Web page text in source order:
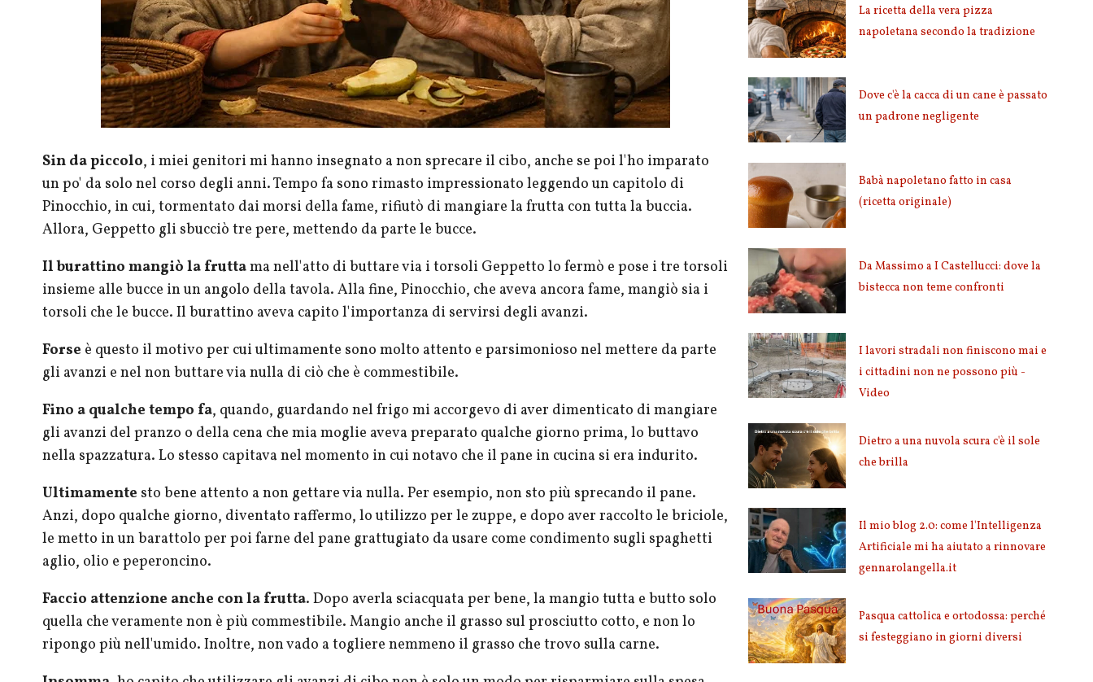
Sin da piccolo, i miei genitori mi hanno insegnato a non sprecare il cibo, anche se poi l'ho imparato
un po' da solo nel corso degli anni. Tempo fa sono rimasto impressionato leggendo un capitolo di
Pinocchio, in cui, tormentato dai morsi della fame, rifiutò di mangiare la frutta con tutta la buccia.
Allora, Geppetto gli sbucciò tre pere, mettendo da parte le bucce.
Il burattino mangiò la fruttama nell'atto di buttare via i torsoli Geppetto lo fermò e pose i tre torsoli
insieme alle bucce in un angolo della tavola. Alla fine, Pinocchio, che aveva ancora fame, mangiò sia i
torsoli che le bucce. Il burattino aveva capito l'importanza di servirsi degli avanzi.
Forse è questo il motivo per cui ultimamente sono molto attento e parsimonioso nel mettere da parte
gli avanzi e nel non buttare via nulla di ciò che è commestibile.
Fino a qualche tempo fa, quando, guardando nel frigo mi accorgevo di aver dimenticato di mangiare
gli avanzi del pranzo o della cena che mia moglie aveva preparato qualche giorno prima, lo buttavo
nella spazzatura. Lo stesso capitava nel momento in cui notavo che il pane in cucina si era indurito.
Ultimamente sto bene attento a non gettare via nulla. Per esempio, non sto più sprecando il pane.
Anzi, dopo qualche giorno, diventato raffermo, lo utilizzo per le zuppe, e dopo aver raccolto le briciole,
le metto in un barattolo per poi farne del pane grattugiato da usare come condimento sugli spaghetti
aglio, olio e peperoncino.
Faccio attenzione anche con la frutta. Dopo averla sciacquata per bene, la mangio tutta e butto solo
quella che veramente non è più commestibile. Mangio anche il grasso sul prosciutto cotto, e non lo
ripongo più nell'umido. Inoltre, non vado a togliere nemmeno il grasso che trovo sulla carne.
La ricetta della vera pizza
napoletana secondo la tradizione
Dove c'è la cacca di un cane è passato
un padrone negligente
Babà napoletano fatto in casa
(ricetta originale)
Da Massimo a I Castellucci: dove la
bistecca non teme confronti
I lavori stradali non finiscono mai e
i cittadini non ne possono più -
Video
Dietro a una nuvola scura c'è il sole
che brilla
Il mio blog 2.0: come l'Intelligenza
Artificiale mi ha aiutato a rinnovare
gennarolangella.it
Pasqua cattolica e ortodossa: perché
si festeggiano in giorni diversi